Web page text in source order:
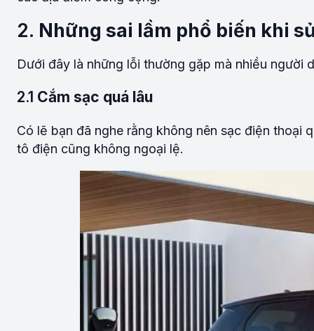
2. Những sai lầm phổ biến khi
Dưới đây là những lỗi thường gặp mà nhiều người
2.1 Cắm sạc quá lâu
Có lẽ bạn đã nghe rằng không nên sạc điện thoại
tô điện cũng không ngoại lệ.